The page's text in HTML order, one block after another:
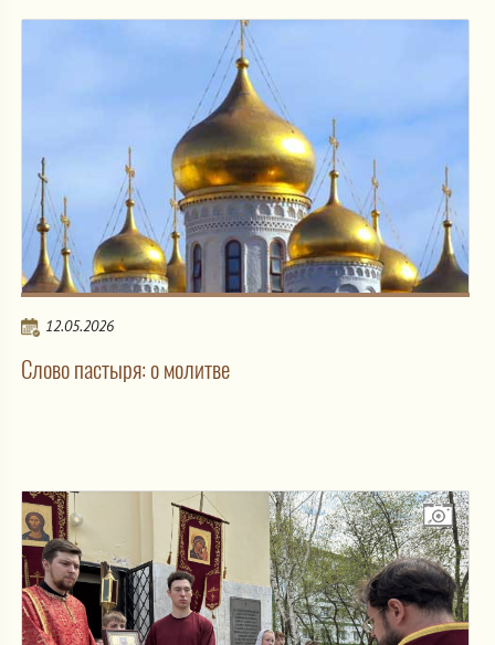
12.05.2026
Слово пастыря: о молитве